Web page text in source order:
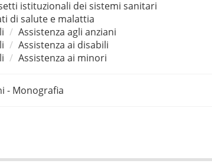
istituzionali dei sistemi sanitari
di salute e malattia
Assistenza agli anziani
Assistenza ai disabili
Assistenza ai minori
- Monografia